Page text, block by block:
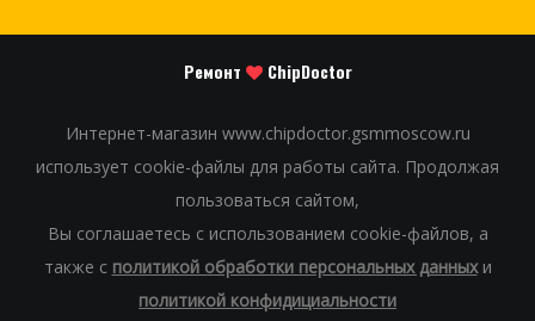
Ремонт ChipDoctor
Интернет-магазин www.chipdoctor.gsmmoscow.ru
использует cookie-файлы для работы сайта. Продолжая
пользоваться сайтом,
Вы соглашаетесь с использованием cookie-файлов, а
также с политикой обработки персональных данныхи
политикой конфидициальности